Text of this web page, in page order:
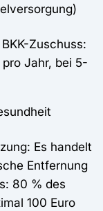
Zuschuss:
Jahr, bei 5-
Es handelt
Entfernung
80 % des
100 Euro